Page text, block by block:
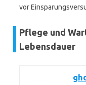
vor
Pflege und
Lebensdauer